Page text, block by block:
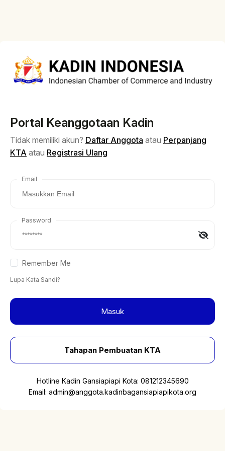
Portal Keanggotaan Kadin
Tidak memiliki akun? Daftar Anggota atau Perpanjang
KTA atau Registrasi Ulang
Email
Password
Remember Me
Lupa Kata Sandi?
Masuk
Tahapan Pembuatan KTA
Hotline Kadin Gansiapiapi Kota: 081212345690
Email: admin@anggota.kadinbagansiapiapikota.org